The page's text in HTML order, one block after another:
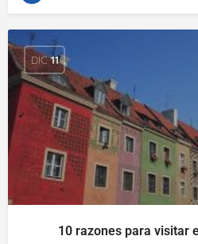
DIC 11
10 razones para visitar